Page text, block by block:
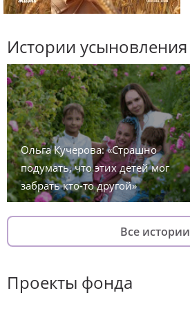
Истории усыновления
Ольга Кучерова: «Страшно
подумать, что этих детей мог
забрать кто-то другой»
Все истории
Проекты фонда